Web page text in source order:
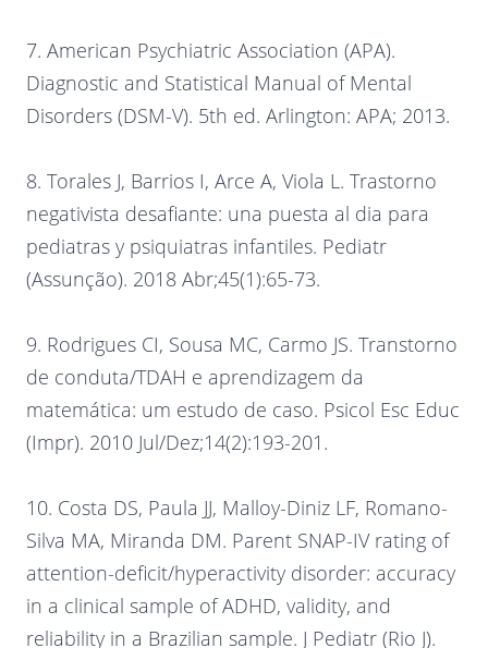
7. American Psychiatric Association (APA).
Diagnostic and Statistical Manual of Mental
Disorders (DSM-V). 5th ed. Arlington: APA; 2013.
8. Torales J, Barrios I, Arce A, Viola L. Trastorno
negativista desafiante: una puesta al dia para
pediatras y psiquiatras infantiles. Pediatr
(Assunção). 2018 Abr;45(1):65-73.
9. Rodrigues CI, Sousa MC, Carmo JS. Transtorno
de conduta/TDAH e aprendizagem da
matemática: um estudo de caso. Psicol Esc Educ
(Impr). 2010 Jul/Dez;14(2):193-201.
10. Costa DS, Paula JJ, Malloy-Diniz LF, Romano-
Silva MA, Miranda DM. Parent SNAP-IV rating of
attention-deficit/hyperactivity disorder: accuracy
in a clinical sample of ADHD, validity, and
reliability in a Brazilian sample. J Pediatr (Rio J).